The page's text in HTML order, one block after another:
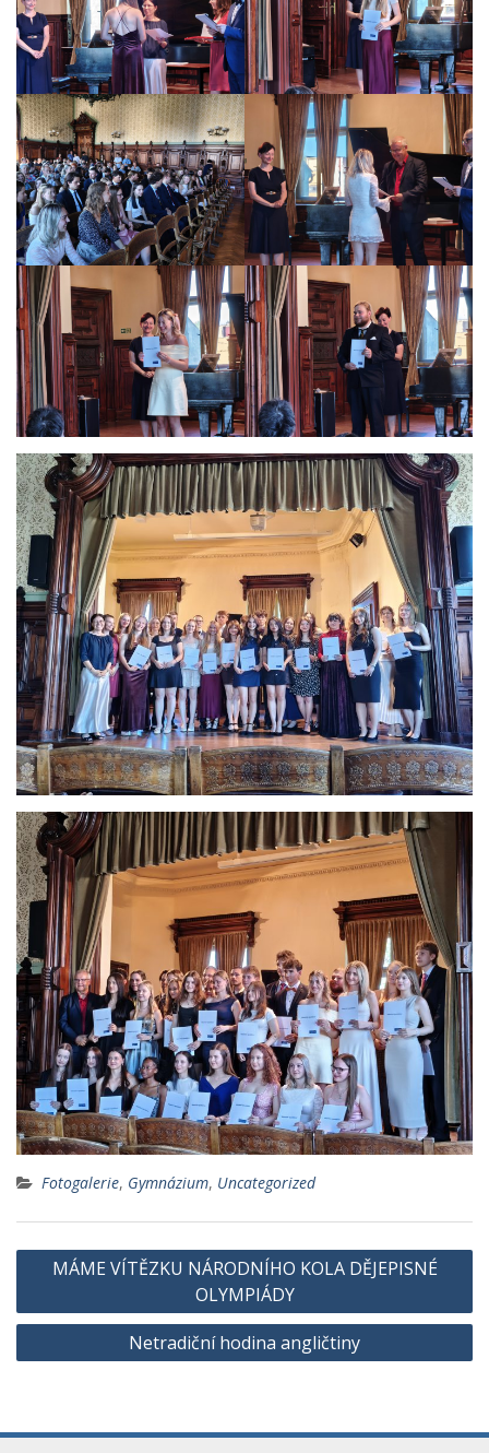
Fotogalerie, Gymnázium, Uncategorized
Navigace
příspěvek
MÁME VÍTĚZKU NÁRODNÍHO KOLA DĚJEPISNÉ
OLYMPIÁDY
Netradiční hodina angličtiny